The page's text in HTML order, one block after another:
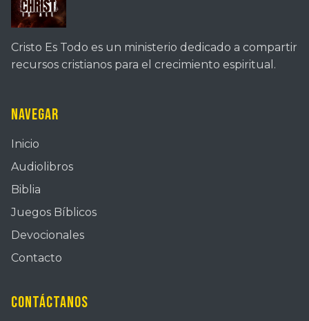
Cristo Es Todo es un ministerio dedicado a compartir
recursos cristianos para el crecimiento espiritual.
Navegar
Inicio
Audiolibros
Biblia
Juegos Bíblicos
Devocionales
Contacto
Contáctanos